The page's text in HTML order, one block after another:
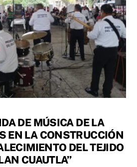
DE MÚSICA DE LA
EN LA CONSTRUCCIÓN
DEL TEJIDO
CUAUTLA”